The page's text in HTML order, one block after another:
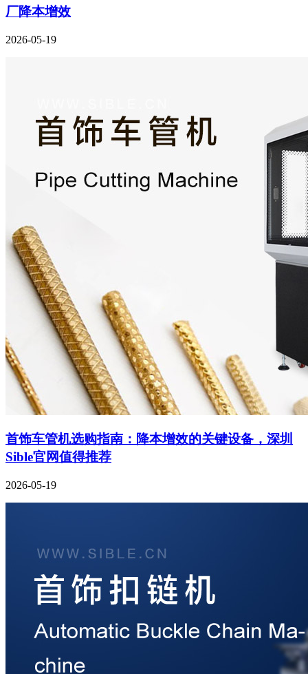
厂降本增效
2026-05-19
首饰车管机选购指南：降本增效的关键设备，深圳
Sible官网值得推荐
2026-05-19